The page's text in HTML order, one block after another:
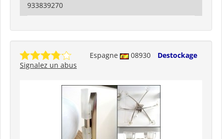
933839270
Espagne 08930
Destockage
Signalez un abus